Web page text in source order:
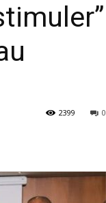
0
2399